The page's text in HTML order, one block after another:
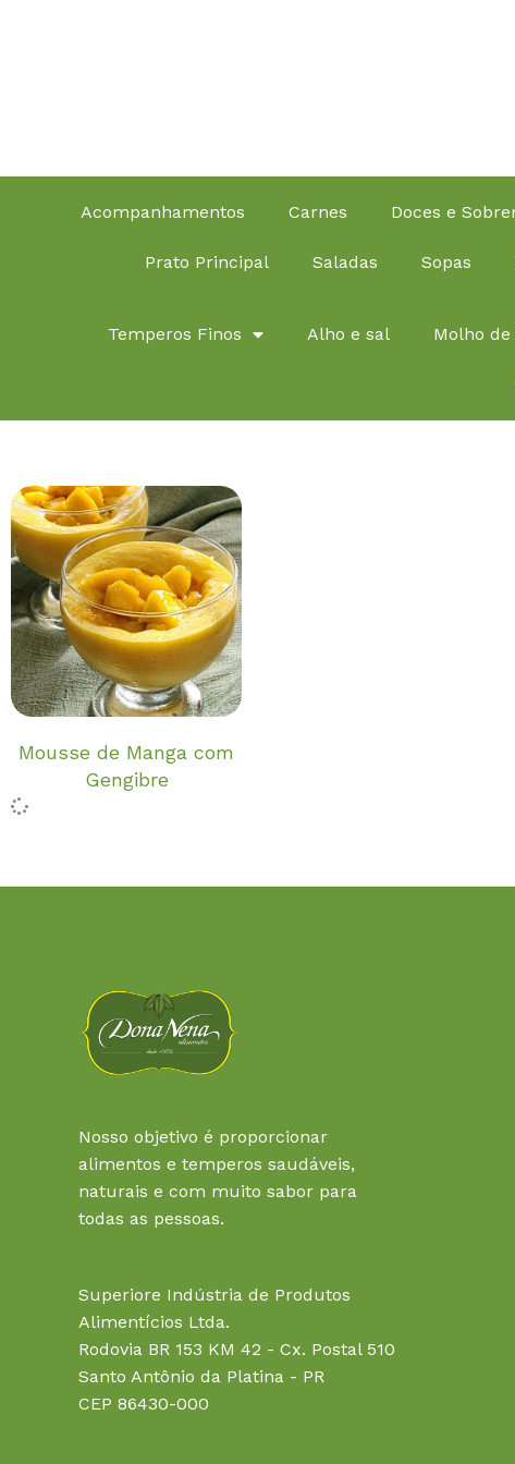
Acompanhamentos Carnes Doces e
Prato Principal Saladas Sopas
Temperos Finos Alho e sal Molho
Mousse de Manga com
Gengibre
Nosso objetivo é proporcionar
alimentos e temperos saudáveis,
naturais e com muito sabor para
todas as pessoas.
Superiore Indústria de Produtos
Alimentícios Ltda.
Rodovia BR 153 KM 42 - Cx. Postal 510
Santo Antônio da Platina - PR
CEP 86430-000